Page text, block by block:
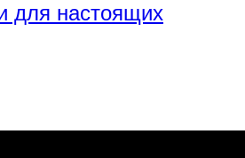
для настоящих